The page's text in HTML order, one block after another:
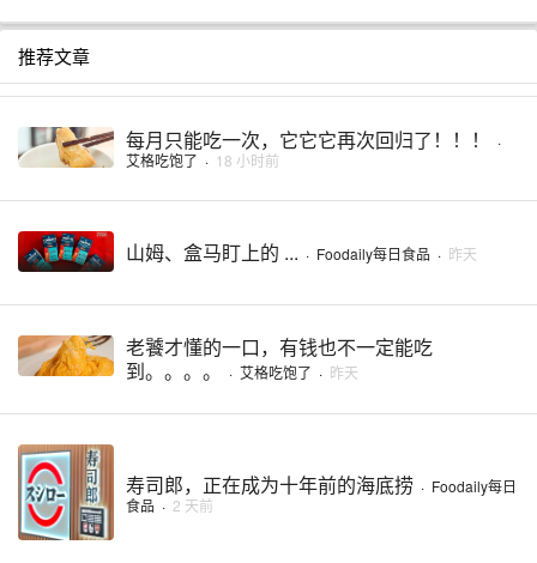
推荐文章
每月只能吃一次，它它它再次回归了！！！
·
艾格吃饱了 · 18 小时前
山姆、盒马盯上的 ... · Foodaily每日食品 · 昨天
老饕才懂的一口，有钱也不一定能吃
到。。。。
· 艾格吃饱了 · 昨天
寿司郎，正在成为十年前的海底捞 · Foodaily每日
食品 · 2 天前